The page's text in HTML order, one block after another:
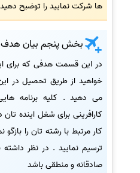
ها شرکت نمایید را توضیح
بخش پنجم بیان هدف
در این قسمت هدفی که برای
خواهید از طریق تحصیل در
می دهید . کلیه برنامه
کارافرینی برای شغل اینده
کار مرتبط با رشته تان را
ترسیم نمایید . در نظر
صادقانه و منطقی باشد